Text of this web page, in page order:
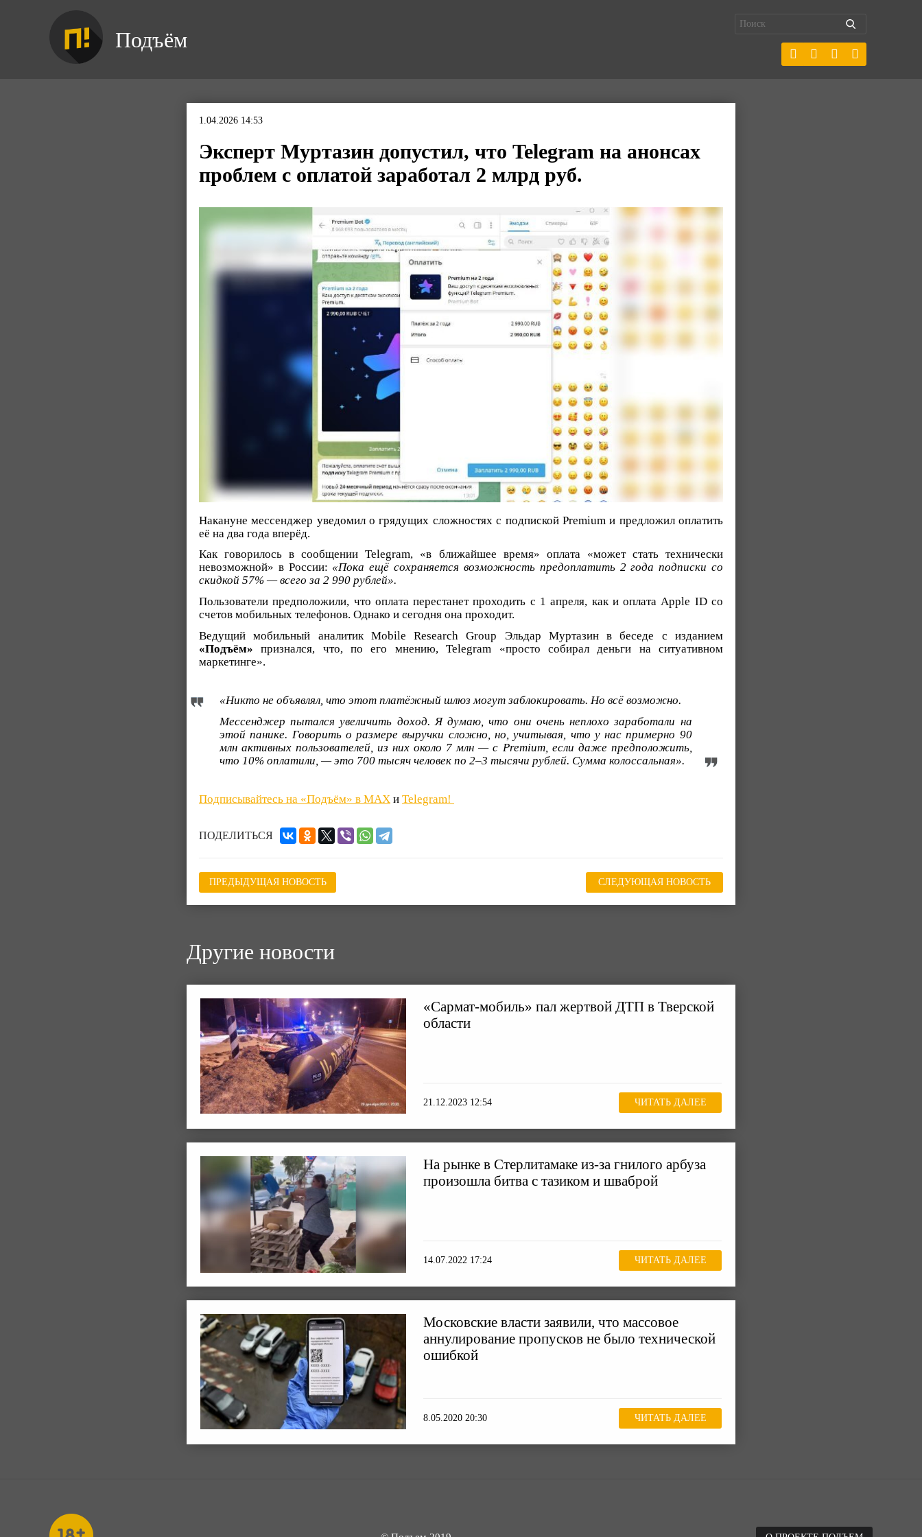
Подъём
1.04.2026 14:53
Эксперт Муртазин допустил, что Telegram на анонсах
проблем с оплатой заработал 2 млрд руб.
Накануне мессенджер уведомил о грядущих сложностях с подпиской Premium и предложил оплатить
её на два года вперёд.
Как говорилось в сообщении Telegram, «в ближайшее время» оплата «может стать технически
невозможной» в России: «Пока ещё сохраняется возможность предоплатить 2 года подписки со
скидкой 57% — всего за 2 990 рублей».
Пользователи предположили, что оплата перестанет проходить с 1 апреля, как и оплата Apple ID со
счетов мобильных телефонов. Однако и сегодня она проходит.
Ведущий мобильный аналитик Mobile Research Group Эльдар Муртазин в беседе с изданием
«Подъём» признался, что, по его мнению, Telegram «просто собирал деньги на ситуативном
маркетинге».
«Никто не объявлял, что этот платёжный шлюз могут заблокировать. Но всё возможно.
Мессенджер пытался увеличить доход. Я думаю, что они очень неплохо заработали на
этой панике. Говорить о размере выручки сложно, но, учитывая, что у нас примерно 90
млн активных пользователей, из них около 7 млн — с Premium, если даже предположить,
что 10% оплатили, — это 700 тысяч человек по 2–3 тысячи рублей. Сумма колоссальная».
Подписывайтесь на «Подъём» в MAX и Telegram!
ПОДЕЛИТЬСЯ
ПРЕДЫДУЩАЯ НОВОСТЬ СЛЕДУЮЩАЯ НОВОСТЬ
Другие новости
«Сармат-мобиль» пал жертвой ДТП в Тверской
области
21.12.2023 12:54 ЧИТАТЬ ДАЛЕЕ
На рынке в Стерлитамаке из-за гнилого арбуза
произошла битва с тазиком и шваброй
14.07.2022 17:24 ЧИТАТЬ ДАЛЕЕ
Московские власти заявили, что массовое
аннулирование пропусков не было технической
ошибкой
8.05.2020 20:30 ЧИТАТЬ ДАЛЕЕ